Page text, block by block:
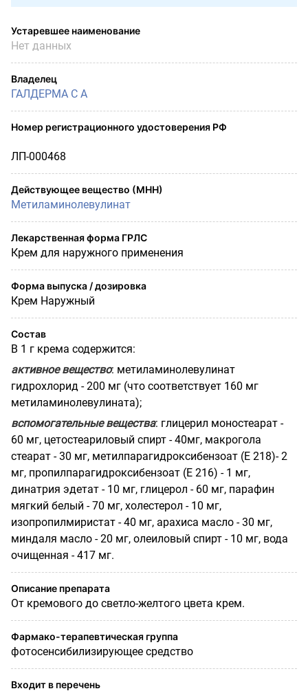
Устаревшее наименование
Нет данных
Владелец
ГАЛДЕРМА С А
Номер регистрационного удостоверения РФ
ЛП-000468
Действующее вещество (МНН)
Метиламинолевулинат
Лекарственная форма ГРЛС
Крем для наружного применения
Форма выпуска / дозировка
Крем Наружный
Состав
В 1 г крема содержится:
активное вещество: метиламинолевулинат
гидрохлорид - 200 мг (что соответствует 160 мг
метиламинолевулината);
вспомогательные вещества: глицерил моностеарат -
60 мг, цетостеариловый спирт - 40мг, макрогола
стеарат - 30 мг, метилпарагидроксибензоат (Е 218)- 2
мг, пропилпарагидроксибензоат (Е 216) - 1 мг,
динатрия эдетат - 10 мг, глицерол - 60 мг, парафин
мягкий белый - 70 мг, холестерол - 10 мг,
изопропилмиристат - 40 мг, арахиса масло - 30 мг,
миндаля масло - 20 мг, олеиловый спирт - 10 мг, вода
очищенная - 417 мг.
Описание препарата
От кремового до светло-желтого цвета крем.
Фармако-терапевтическая группа
фотосенсибилизирующее средство
Входит в перечень